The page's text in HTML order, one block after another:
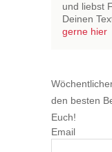
und liebst
Deinen
gerne hier
den besten
Euch!
Email